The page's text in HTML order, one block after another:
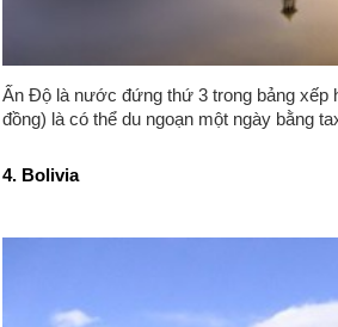
Ấn Độ là nước đứng thứ 3 trong bảng xếp
đồng) là có thể du ngoạn một ngày bằng
4. Bolivia